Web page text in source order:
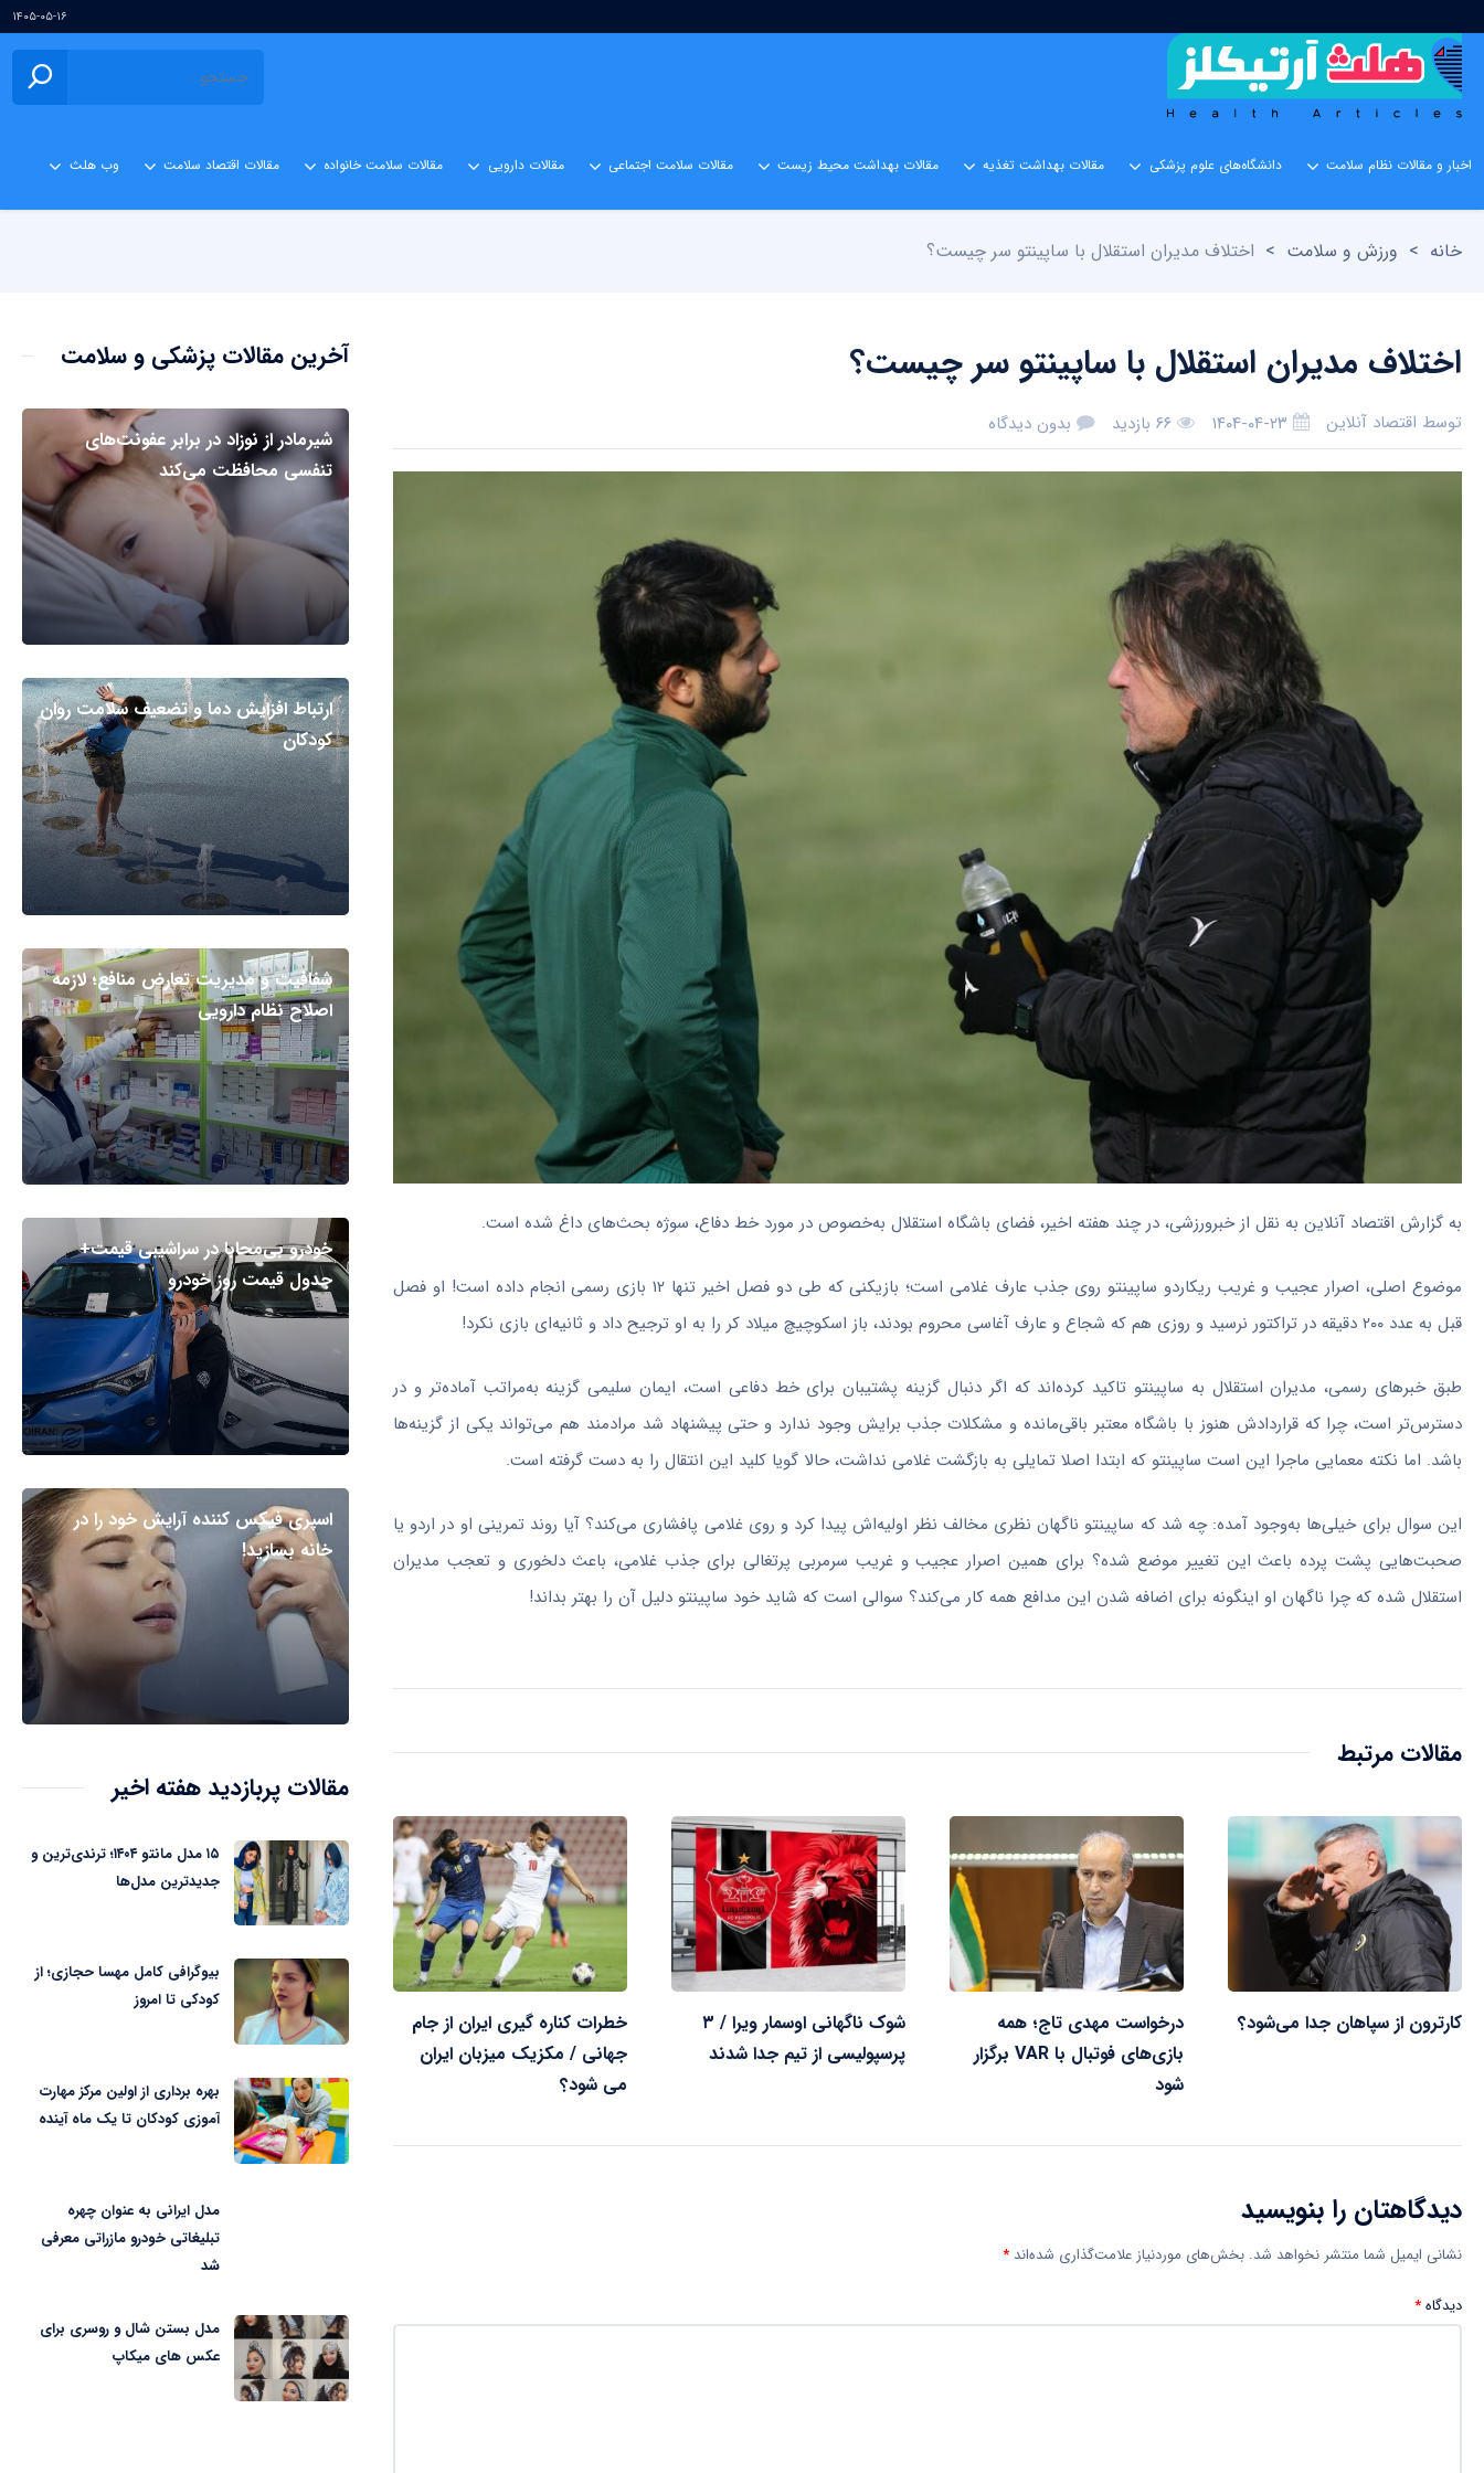
۱۴۰۵-۰۵-۱۶
اخبار و مقالات نظام سلامت دانشگاه‌های علوم پزشکی مقالات بهداشت تغذیه مقالات بهداشت محیط زیست مقالات سلامت اجتماعی مقالات دارویی مقالات سلامت خانواده مقالات اقتصاد سلامت وب هلث
خانه > ورزش و سلامت > اختلاف مدیران استقلال با ساپینتو سر چیست؟
اختلاف مدیران استقلال با ساپینتو سر چیست؟
توسط اقتصاد آنلاین ۱۴۰۴-۰۴-۲۳ ۶۶ بازدید بدون دیدگاه
به گزارش اقتصاد آنلاین به نقل از خبرورزشی، در چند هفته اخیر، فضای باشگاه استقلال به‌خصوص در مورد خط دفاع، سوژه بحث‌های داغ شده است.
موضوع اصلی، اصرار عجیب و غریب ریکاردو ساپینتو روی جذب عارف غلامی است؛ بازیکنی که طی دو فصل اخیر تنها ۱۲ بازی رسمی انجام داده است! او فصل
قبل به عدد ۲۰۰ دقیقه در تراکتور نرسید و روزی هم که شجاع و عارف آغاسی محروم بودند، باز اسکوچیچ میلاد کر را به او ترجیح داد و ثانیه‌ای بازی نکرد!
طبق خبر‌های رسمی، مدیران استقلال به ساپینتو تاکید کرده‌اند که اگر دنبال گزینه پشتیبان برای خط دفاعی است، ایمان سلیمی گزینه به‌مراتب آماده‌تر و در
دسترس‌تر است، چرا که قراردادش هنوز با باشگاه معتبر باقی‌مانده و مشکلات جذب برایش وجود ندارد و حتی پیشنهاد شد مرادمند هم می‌تواند یکی از گزینه‌ها
باشد. اما نکته معمایی ماجرا این است ساپینتو که ابتدا اصلا تمایلی به بازگشت غلامی نداشت، حالا گویا کلید این انتقال را به دست گرفته است.
این سوال برای خیلی‌ها به‌وجود آمده: چه شد که ساپینتو ناگهان نظری مخالف نظر اولیه‌اش پیدا کرد و روی غلامی پافشاری می‌کند؟ آیا روند تمرینی او در اردو یا
صحبت‌هایی پشت پرده باعث این تغییر موضع شده؟ برای همین اصرار عجیب و غریب سرمربی پرتغالی برای جذب غلامی، باعث دلخوری و تعجب مدیران
استقلال شده که چرا ناگهان او اینگونه برای اضافه شدن این مدافع همه کار می‌کند؟ سوالی است که شاید خود ساپینتو دلیل آن را بهتر بداند!
مقالات مرتبط
کارترون از سپاهان جدا می‌شود؟
درخواست مهدی تاج؛ همه
بازی‌های فوتبال با VAR برگزار
شود
شوک ناگهانی اوسمار ویرا / ۳
پرسپولیسی از تیم جدا شدند
خطرات کناره گیری ایران از جام
جهانی / مکزیک میزبان ایران
می شود؟
دیدگاهتان را بنویسید
نشانی ایمیل شما منتشر نخواهد شد. بخش‌های موردنیاز علامت‌گذاری شده‌اند *
دیدگاه*
آخرین مقالات پزشکی و سلامت
شیرمادر از نوزاد در برابر عفونت‌های
تنفسی محافظت می‌کند
ارتباط افزایش دما و تضعیف سلامت روان
کودکان
شفافیت و مدیریت تعارض منافع؛ لازمه
اصلاح نظام دارویی
خودرو بی‌محابا در سراشیبی قیمت+
جدول قیمت روز خودرو
اسپری فیکس کننده آرایش خود را در
خانه بسازید!
مقالات پربازدید هفته اخیر
۱۵ مدل مانتو ۱۴۰۴؛ ترندی‌ترین و
جدیدترین مدل‌ها
بیوگرافی کامل مهسا حجازی؛ از
کودکی تا امروز
بهره برداری از اولین مرکز مهارت
آموزی کودکان تا یک ماه آینده
مدل ایرانی به عنوان چهره
تبلیغاتی خودرو مازراتی معرفی
شد
مدل بستن شال و روسری برای
عکس های میکاپ